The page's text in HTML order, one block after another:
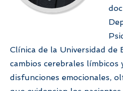
Clínica de la Universidad de
cambios cerebrales límbicos
disfunciones emocionales,